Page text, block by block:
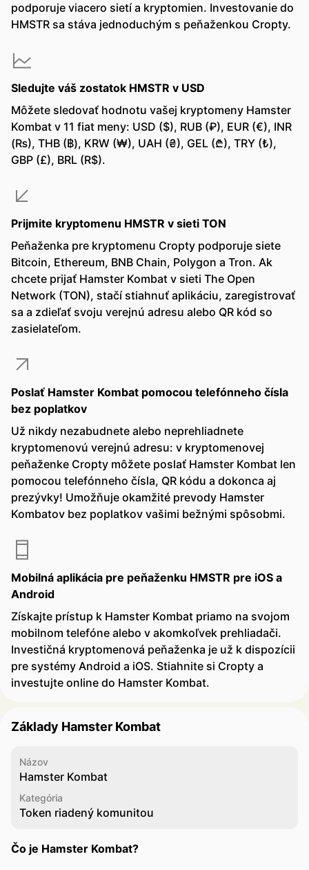
podporuje viacero sietí a kryptomien. Investovanie do
HMSTR sa stáva jednoduchým s peňaženkou Cropty.
Sledujte váš zostatok HMSTR v USD
Môžete sledovať hodnotu vašej kryptomeny Hamster
Kombat v 11 fiat meny: USD ($), RUB (₽), EUR (€), INR
(₨), THB (฿), KRW (₩), UAH (₴), GEL (₾), TRY (₺),
GBP (£), BRL (R$).
Prijmite kryptomenu HMSTR v sieti TON
Peňaženka pre kryptomenu Cropty podporuje siete
Bitcoin, Ethereum, BNB Chain, Polygon a Tron. Ak
chcete prijať Hamster Kombat v sieti The Open
Network (TON), stačí stiahnuť aplikáciu, zaregistrovať
sa a zdieľať svoju verejnú adresu alebo QR kód so
zasielateľom.
Poslať Hamster Kombat pomocou telefónneho čísla
bez poplatkov
Už nikdy nezabudnete alebo neprehliadnete
kryptomenovú verejnú adresu: v kryptomenovej
peňaženke Cropty môžete poslať Hamster Kombat len
pomocou telefónneho čísla, QR kódu a dokonca aj
prezývky! Umožňuje okamžité prevody Hamster
Kombatov bez poplatkov vašimi bežnými spôsobmi.
Mobilná aplikácia pre peňaženku HMSTR pre iOS a
Android
Získajte prístup k Hamster Kombat priamo na svojom
mobilnom telefóne alebo v akomkoľvek prehliadači.
Investičná kryptomenová peňaženka je už k dispozícii
pre systémy Android a iOS. Stiahnite si Cropty a
investujte online do Hamster Kombat.
Základy Hamster Kombat
Názov
Hamster Kombat
Kategória
Token riadený komunitou
Čo je Hamster Kombat?